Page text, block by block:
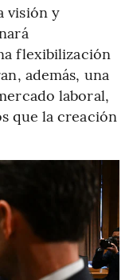
visión y
flexibilización
además, una
laboral,
que la creación